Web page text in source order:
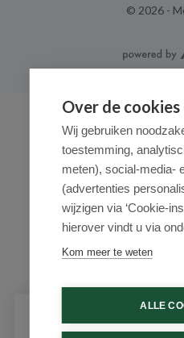
© 2026 -
Over de
Wij gebruiken
toestemming,
meten), social-media-
(advertenties
wijzigen via ‘Cookie-
hierover vindt u via
Kom meer te weten
ALLE
Schrijf je in voor